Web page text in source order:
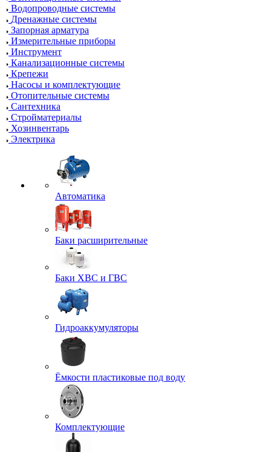
Водопроводные системы
Дренажные системы
Запорная арматура
Измерительные приборы
Инструмент
Канализационные системы
Крепежи
Насосы и комплектующие
Отопительные системы
Сантехника
Стройматериалы
Хозинвентарь
Электрика
Автоматика
Баки расширительные
Баки ХВС и ГВС
Гидроаккумуляторы
Ёмкости пластиковые под воду
Комплектующие